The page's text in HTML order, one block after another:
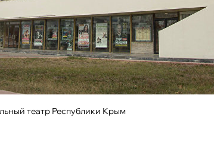
театр Республики Крым